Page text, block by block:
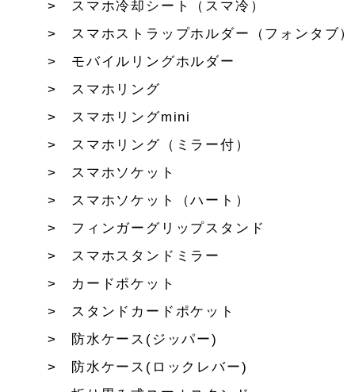
スマホ冷却シート（スマ冷）
スマホストラップホルダー（フォンタブ）
モバイルリングホルダー
スマホリング
スマホリングmini
スマホリング（ミラー付）
スマホソケット
スマホソケット（ハート）
フィンガーグリップスタンド
スマホスタンドミラー
カードポケット
スタンドカードポケット
防水ケース(ジッパー)
防水ケース(ロックレバー)